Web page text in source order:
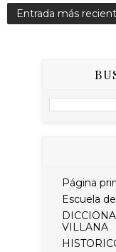
Entrada más
Página
Escuela
VILLANA